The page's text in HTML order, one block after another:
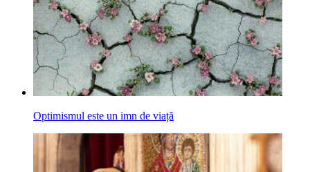
Optimismul este un imn de viață